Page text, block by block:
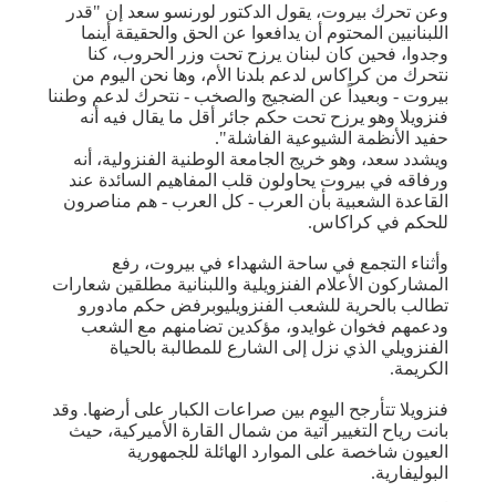
وعن تحرك بيروت، يقول الدكتور لورنسو سعد إن "قدر
اللبنانيين المحتوم أن يدافعوا عن الحق والحقيقة أينما
وجدوا، فحين كان لبنان يرزح تحت وزر الحروب، كنا
نتحرك من كراكاس لدعم بلدنا الأم، وها نحن اليوم من
بيروت - وبعيداً عن الضجيج والصخب - نتحرك لدعم وطننا
فنزويلا وهو يرزح تحت حكم جائر أقل ما يقال فيه أنه
حفيد الأنظمة الشيوعية الفاشلة".
ويشدد سعد، وهو خريج الجامعة الوطنية الفنزولية، أنه
ورفاقه في بيروت يحاولون قلب المفاهيم السائدة عند
القاعدة الشعبية بأن العرب - كل العرب - هم مناصرون
للحكم في كراكاس.
وأثناء التجمع في ساحة الشهداء في بيروت، رفع
المشاركون الأعلام الفنزويلية واللبنانية مطلقين شعارات
تطالب بالحرية للشعب الفنزويليوبرفض حكم مادورو
ودعمهم فخوان غوايدو، مؤكدين تضامنهم مع الشعب
الفنزويلي الذي نزل إلى الشارع للمطالبة بالحياة
الكريمة.
فنزويلا تتأرجح اليوم بين صراعات الكبار على أرضها. وقد
بانت رياح التغيير آتية من شمال القارة الأميركية، حيث
العيون شاخصة على الموارد الهائلة للجمهورية
البوليفارية.